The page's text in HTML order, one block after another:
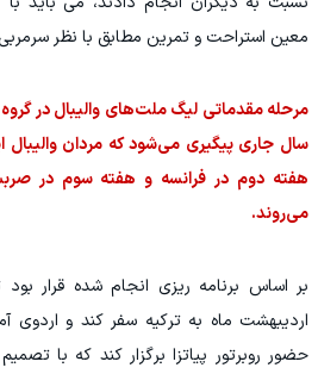
معین استراحت و تمرین مطابق با نظر
سال جاری پیگیری می‌شود که مردان والیبال
هفته دوم در فرانسه و هفته سوم در
می‌روند.
اردیبهشت ماه به ترکیه سفر کند و اردوی
حضور روبرتور پیاتزا برگزار کند که با